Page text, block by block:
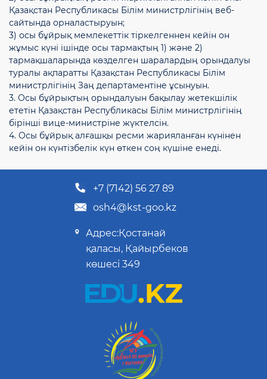
Қазақстан Республикасы Білім министрлігінің веб-
сайтында орналастыруын;
3) осы бұйрық мемлекеттік тіркелгеннен кейін он
жұмыс күні ішінде осы тармақтың 1) және 2)
тармақшаларында көзделген шаралардың орындалуы
туралы ақпаратты Қазақстан Республикасы Білім
министрлігінің Заң департаментіне ұсынуын.
3. Осы бұйрықтың орындалуын бақылау жетекшілік
ететін Қазақстан Республикасы Білім министрлігінің
бірінші вице-министріне жүктелсін.
4. Осы бұйрық алғашқы ресми жарияланған күнінен
кейін он күнтізбелік күн өткен соң күшіне енеді.
+7 (7142) 56 27 89
osh4@kst-goo.kz
Адрес:Қостанай
қаласы, Қайырбеков
көшесі 349